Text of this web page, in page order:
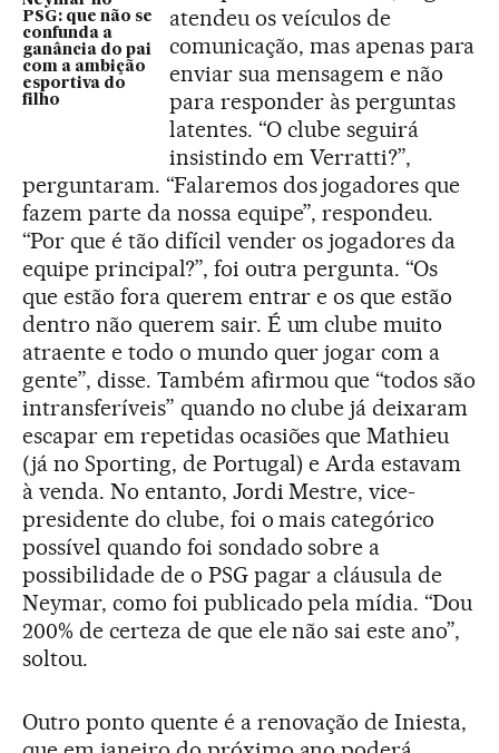
PSG: que não se
confunda a
ganância do pai
com a ambição
esportiva do
filho
atendeu os veículos de
comunicação, mas apenas para
enviar sua mensagem e não
para responder às perguntas
latentes. “O clube seguirá
insistindo em Verratti?”,
perguntaram. “Falaremos dos jogadores que
fazem parte da nossa equipe”, respondeu.
“Por que é tão difícil vender os jogadores da
equipe principal?”, foi outra pergunta. “Os
que estão fora querem entrar e os que estão
dentro não querem sair. É um clube muito
atraente e todo o mundo quer jogar com a
gente”, disse. Também afirmou que “todos são
intransferíveis” quando no clube já deixaram
escapar em repetidas ocasiões que Mathieu
(já no Sporting, de Portugal) e Arda estavam
à venda. No entanto, Jordi Mestre, vice-
presidente do clube, foi o mais categórico
possível quando foi sondado sobre a
possibilidade de o PSG pagar a cláusula de
Neymar, como foi publicado pela mídia. “Dou
200% de certeza de que ele não sai este ano”,
soltou.
Outro ponto quente é a renovação de Iniesta,